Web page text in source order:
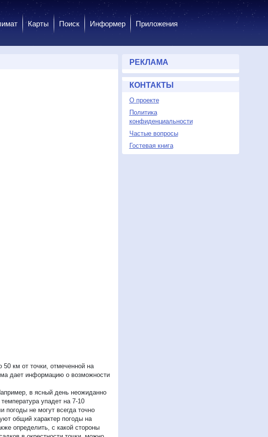
Карты Поиск Информер Приложения
50 км от точки, отмеченной на
дает информацию о возможности
в ясный день неожиданно
упадет на 7-10
погоды не могут всегда точно
общий характер погоды на
определить, с какой стороны
РЕКЛАМА
КОНТАКТЫ
О проекте
Политика
конфиденциальности
Частые вопросы
Гостевая книга